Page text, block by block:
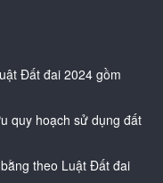
Đất đai 2024 gồm
quy hoạch sử dụng đất
theo Luật Đất đai